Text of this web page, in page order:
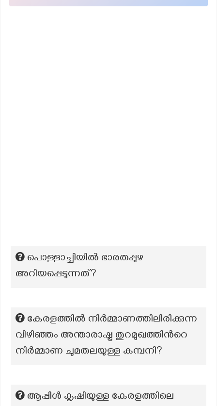
പൊള്ളാച്ചിയില്‍ ഭാരതപ്പുഴ
അറിയപ്പെടുന്നത്?
കേരളത്തിൽ നിർമ്മാണത്തിലിരിക്കുന്ന
വിഴിഞ്ഞം അന്താരാഷ്ട്ര തുറമുഖത്തിന്‍റെ
നിർമ്മാണ ചുമതലയുള്ള കമ്പനി?
ആപ്പിൾ കൃഷിയുള്ള കേരളത്തിലെ